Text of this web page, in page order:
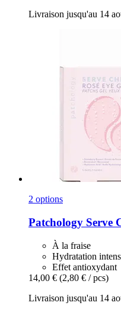
Livraison jusqu'au 14
2 options
Patchology Serve
À la fraise
Hydratation
Effet antioxydant
14,00 € (2,80 € / pcs)
Livraison jusqu'au 14